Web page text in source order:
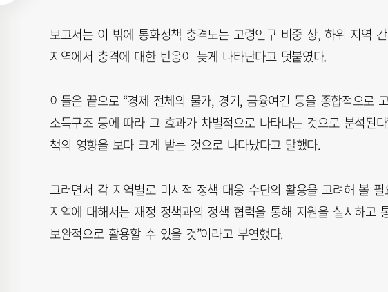
보고서는 이 밖에 통화정책 충격도는 고령인구 비중 상, 하위 지역
지역에서 충격에 대한 반응이 늦게 나타난다고 덧붙였다.
이들은 끝으로 “경제 전체의 물가, 경기, 금융여건 등을 종합적으로
소득구조 등에 따라 그 효과가 차별적으로 나타나는 것으로 분석된
책의 영향을 보다 크게 받는 것으로 나타났다고 말했다.
그러면서 각 지역별로 미시적 정책 대응 수단의 활용을 고려해 볼
지역에 대해서는 재정 정책과의 정책 협력을 통해 지원을 실시하고
보완적으로 활용할 수 있을 것”이라고 부연했다.